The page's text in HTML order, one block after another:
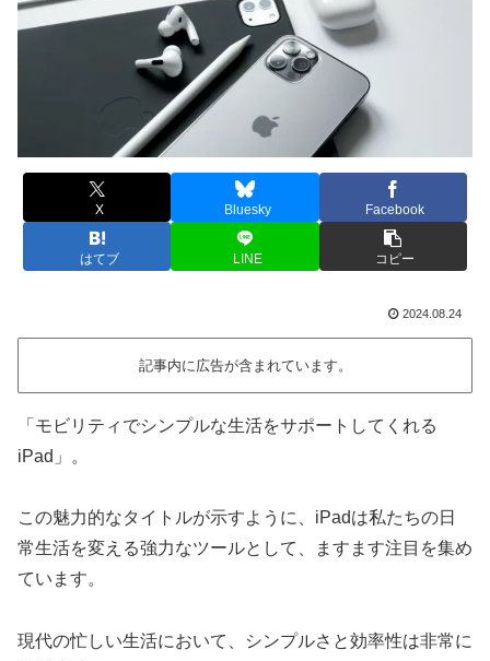
X Bluesky Facebook
はてブ LINE コピー
2024.08.24
記事内に広告が含まれています。
「モビリティでシンプルな生活をサポートしてくれる
iPad」。
この魅力的なタイトルが示すように、iPadは私たちの日
常生活を変える強力なツールとして、ますます注目を集め
ています。
現代の忙しい生活において、シンプルさと効率性は非常に